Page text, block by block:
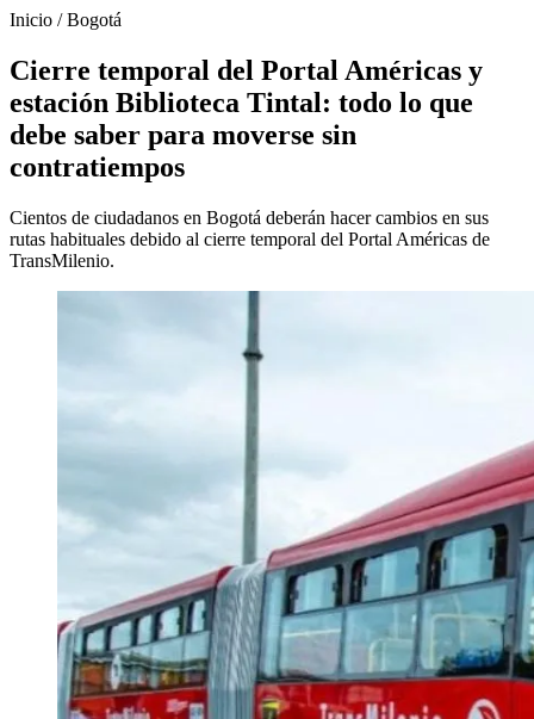
Inicio /Bogotá
Cierre temporal del Portal Américas y
estación Biblioteca Tintal: todo lo que
debe saber para moverse sin
contratiempos
Cientos de ciudadanos en Bogotá deberán hacer cambios en sus
rutas habituales debido al cierre temporal del Portal Américas de
TransMilenio.